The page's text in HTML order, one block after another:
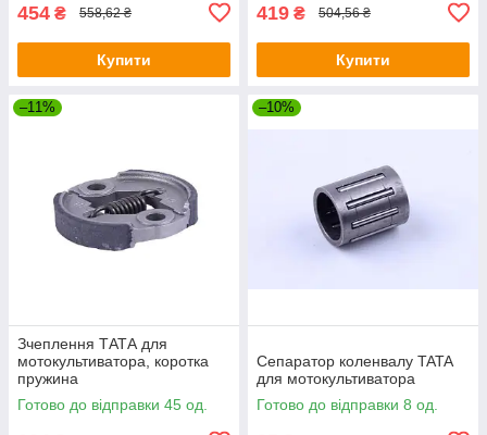
454 ₴ 558,62 ₴
Купити
419 ₴ 504,56 ₴
Купити
–11%
Зчеплення ТАТА для
мотокультиватора, коротка
пружина
Готово до відправки 45 од.
–10%
Сепаратор коленвалу TATA
для мотокультиватора
Готово до відправки 8 од.